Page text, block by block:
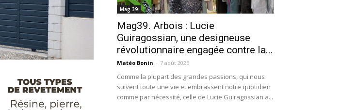
Mag 39
Mag39. Arbois : Lucie
Guiragossian, une designeuse
révolutionnaire engagée contre la...
Matéo Bonin - 7 août 2026
Comme la plupart des grandes passions, qui nous
suivent toute une vie et embrassent notre quotidien
comme par nécessité, celle de Lucie Guiragossian a...